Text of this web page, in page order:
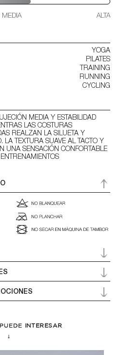
MEDIA ALTA
YOGA
PILATES
TRAINING
RUNNING
CYCLING
MEDIA Y ESTABILIDAD
LAS COSTURAS
REALZAN LA SILUETA Y
LA TEXTURA SUAVE AL TACTO Y
UNA SENSACIÓN CONFORTABLE
INTERESAR
↓